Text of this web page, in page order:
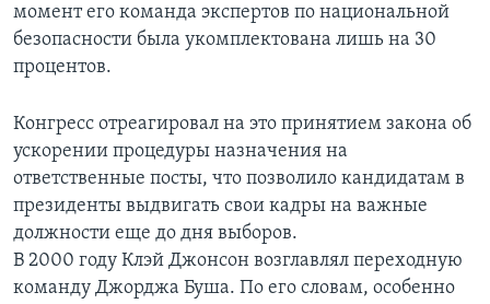
момент его команда экспертов по национальной
безопасности была укомплектована лишь на 30
процентов.
Конгресс отреагировал на это принятием закона об
ускорении процедуры назначения на
ответственные посты, что позволило кандидатам в
президенты выдвигать свои кадры на важные
должности еще до дня выборов.
В 2000 году Клэй Джонсон возглавлял переходную
команду Джорджа Буша. По его словам, особенно